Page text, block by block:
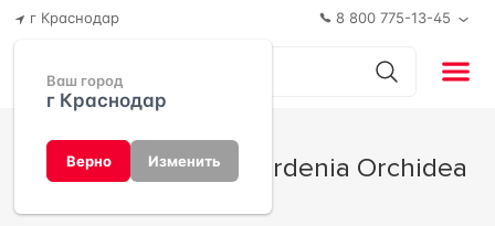
г Краснодар
Ваш город
г Краснодар
Верно Изменить
8 800 775-13-45
La Marmoteca от Gardenia Orchidea